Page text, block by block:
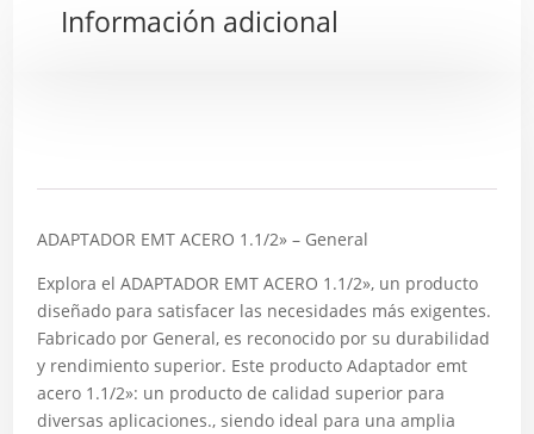
Información adicional
ADAPTADOR EMT ACERO 1.1/2» – General
Explora el ADAPTADOR EMT ACERO 1.1/2», un producto
diseñado para satisfacer las necesidades más exigentes.
Fabricado por General, es reconocido por su durabilidad
y rendimiento superior. Este producto Adaptador emt
acero 1.1/2»: un producto de calidad superior para
diversas aplicaciones., siendo ideal para una amplia